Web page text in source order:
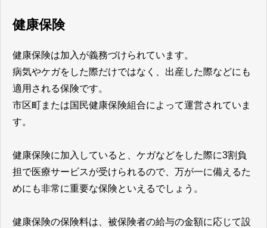
健康保険
健康保険は加入が義務づけられています。
病気やケガをした際だけではなく、出産した際などにも
適用される保険です。
市区町または国民健康保険組合によって運営されていま
す。
健康保険に加入していると、ケガなどをした際に3割負
担で医療サービスが受けられるので、万が一に備えるた
めにも非常に重要な保険といえるでしょう。
健康保険の保険料は、被保険者の給与の金額に応じて設